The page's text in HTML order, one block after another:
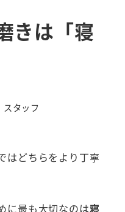
きは「寝
タッフ
はどちらをより丁寧
に最も大切なのは寝